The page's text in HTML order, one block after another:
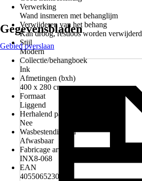
Verwerking
Wand insmeren met behanglijm
Verwijderen van het behang
Kan droog, restloos worden verwijderd
Stijl
Modern
Collectie/behangboek
Ink
Afmetingen (bxh)
400 x 280 cm
Formaat
Liggend
Herhalend patroon
Nee
Wasbestendigheid
Afwasbaar
Fabricage artikelnummer
INX8-068
EAN
4055065230684
Gegevensbladen
Gebied overslaan